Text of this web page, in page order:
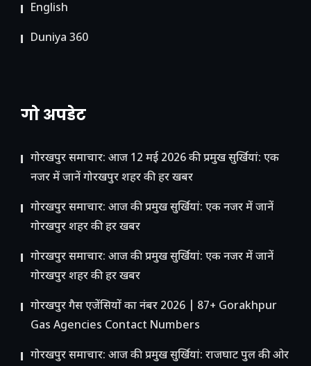
English
Duniya 360
गो अपडेट
गोरखपुर समाचार: आज 12 मई 2026 की प्रमुख सुर्खियां: एक
नजर में जानें गोरखपुर शहर की हर खबर
गोरखपुर समाचार: आज की प्रमुख सुर्खियां: एक नजर में जानें
गोरखपुर शहर की हर खबर
गोरखपुर समाचार: आज की प्रमुख सुर्खियां: एक नजर में जानें
गोरखपुर शहर की हर खबर
गोरखपुर गैस एजेंसियों का नंबर 2026 | 87+ Gorakhpur
Gas Agencies Contact Numbers
गोरखपुर समाचार: आज की प्रमुख सुर्खियां: राजघाट पुल की ओर